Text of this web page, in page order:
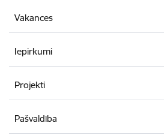
Vakances
Iepirkumi
Projekti
Pašvaldība